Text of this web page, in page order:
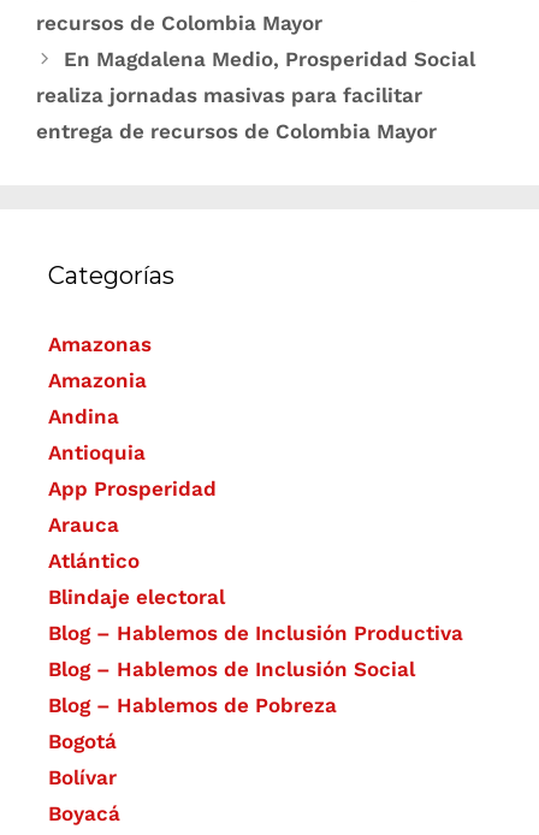
recursos de Colombia Mayor
En Magdalena Medio, Prosperidad Social
realiza jornadas masivas para facilitar
entrega de recursos de Colombia Mayor
Categorías
Amazonas
Amazonia
Andina
Antioquia
App Prosperidad
Arauca
Atlántico
Blindaje electoral
Blog – Hablemos de Inclusión Productiva
Blog – Hablemos de Inclusión Social
Blog – Hablemos de Pobreza
Bogotá
Bolívar
Boyacá